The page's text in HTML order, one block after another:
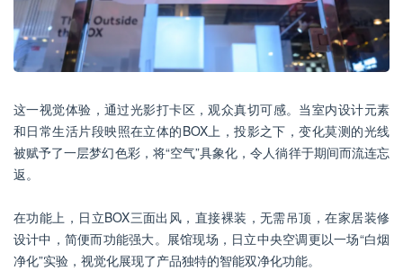
这一视觉体验，通过光影打卡区，观众真切可感。当室内设计元素
和日常生活片段映照在立体的BOX上，投影之下，变化莫测的光线
被赋予了一层梦幻色彩，将“空气”具象化，令人徜徉于期间而流连忘
返。
在功能上，日立BOX三面出风，直接裸装，无需吊顶，在家居装修
设计中，简便而功能强大。展馆现场，日立中央空调更以一场“白烟
净化”实验，视觉化展现了产品独特的智能双净化功能。